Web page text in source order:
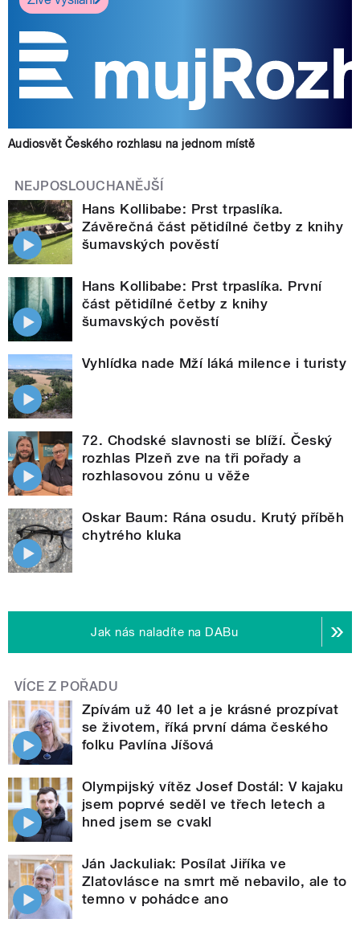
Audiosvět Českého rozhlasu na jednom místě
NEJPOSLOUCHANĚJŠÍ
Hans Kollibabe: Prst trpaslíka.
Závěrečná část pětidílné četby z knihy
šumavských pověstí
Hans Kollibabe: Prst trpaslíka. První
část pětidílné četby z knihy
šumavských pověstí
Vyhlídka nade Mží láká milence i turisty
72. Chodské slavnosti se blíží. Český
rozhlas Plzeň zve na tři pořady a
rozhlasovou zónu u věže
Oskar Baum: Rána osudu. Krutý příběh
chytrého kluka
Jak nás naladíte na DABu
VÍCE Z POŘADU
Zpívám už 40 let a je krásné prozpívat
se životem, říká první dáma českého
folku Pavlína Jíšová
Olympijský vítěz Josef Dostál: V kajaku
jsem poprvé seděl ve třech letech a
hned jsem se cvakl
Ján Jackuliak: Posílat Jiříka ve
Zlatovlásce na smrt mě nebavilo, ale to
temno v pohádce ano